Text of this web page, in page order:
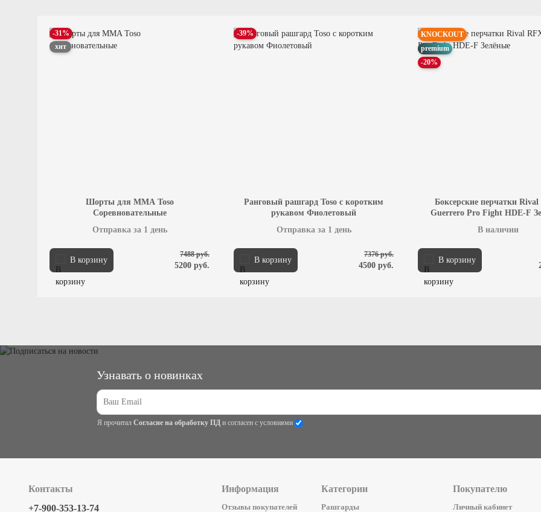
-31%
хит
Шорты для MMA Toso
Соревновательные
Отправка за 1 день
В корзину
7488 руб.
5200 руб.
-39%
Ранговый рашгард Toso с коротким
рукавом Фиолетовый
Отправка за 1 день
В корзину
7376 руб.
4500 руб.
KNOCKOUT
premium
-20%
Боксерские перчатки
Guerrero Pro Fight HDE-F
В наличии
В корзину
Узнавать о новинках
Я прочитал Согласие на обработку ПД и согласен с условиями
Контакты
+7-900-353-13-74
Информация
Отзывы покупателей
Категории
Рашгарды
Покупателю
Личный кабинет